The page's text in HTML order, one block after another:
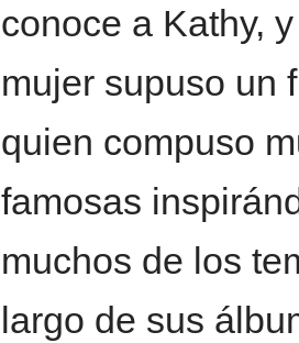
conoce a Kathy,
mujer supuso un
quien compuso
famosas
muchos de los
largo de sus